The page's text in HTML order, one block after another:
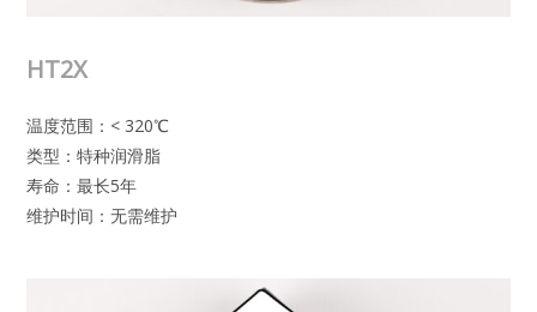
HT2X
温度范围：< 320℃
类型：特种润滑脂
寿命：最长5年
维护时间：无需维护